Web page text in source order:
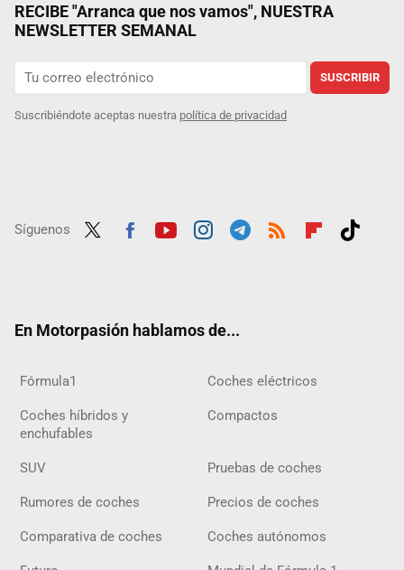
RECIBE "Arranca que nos vamos", NUESTRA
NEWSLETTER SEMANAL
SUSCRIBIR
Suscribiéndote aceptas nuestra política de privacidad
Síguenos
En Motorpasión hablamos de...
Fórmula1 Coches eléctricos
Coches híbridos y
enchufables
Compactos
SUV Pruebas de coches
Rumores de coches Precios de coches
Comparativa de coches Coches autónomos